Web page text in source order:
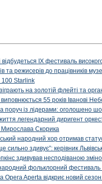
відбудеться IX фестиваль
та режисерів до працівників
100 Starlink
на золотій флейті та
55 років Іванові
поруч із лідерами: оголошено
легендарний диригент
Мирослава Скорика
народний хор отримав
сильно здивує”: керівник
здивував несподіваною
фольклорний фестиваль
Opera Aperta відкриє новий